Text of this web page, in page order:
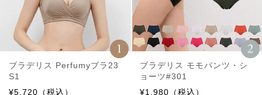
ブラデリス Perfumyブラ23
S1
¥5,720（税込）
ブラデリス モモパンツ・シ
ョーツ#301
¥1,980（税込）